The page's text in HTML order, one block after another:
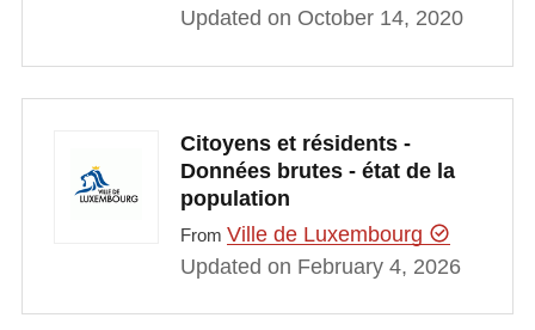
Updated on October 14, 2020
Citoyens et résidents -
Données brutes - état de la
population
From Ville de Luxembourg
Updated on February 4, 2026